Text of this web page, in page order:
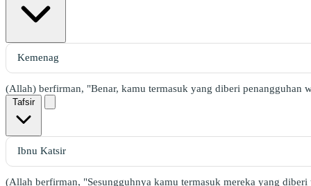
(Allah) berfirman, "Benar, kamu termasuk yang diberi penangguhan
Tafsir
(Allah berfirman, "Sesungguhnya kamu termasuk mereka yang